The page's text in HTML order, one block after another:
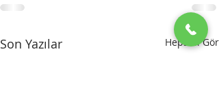
Son Yazılar Hepsini Gör